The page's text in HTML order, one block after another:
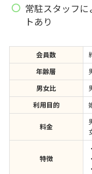
常駐スタッフ
トあり
会員数
年齢層
男女比
利用目的
料金
特徴